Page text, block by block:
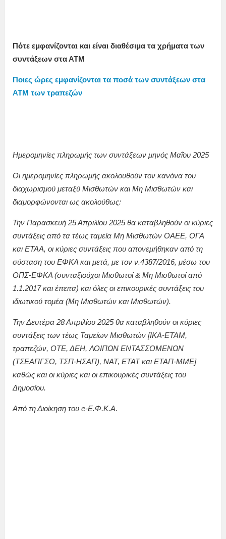
Πότε εμφανίζονται και είναι διαθέσιμα τα χρήματα των
συντάξεων στα ΑΤΜ
Ποιες ώρες εμφανίζονται τα ποσά των συντάξεων στα
ΑΤΜ των τραπεζών
Ημερομηνίες πληρωμής των συντάξεων μηνός Μαΐου 2025
Οι ημερομηνίες πληρωμής ακολουθούν τον κανόνα του
διαχωρισμού μεταξύ Μισθωτών και Μη Μισθωτών και
διαμορφώνονται ως ακολούθως:
Την Παρασκευή 25 Απριλίου 2025 θα καταβληθούν οι κύριες
συντάξεις από τα τέως ταμεία Μη Μισθωτών ΟΑΕΕ, ΟΓΑ
και ΕΤΑΑ, οι κύριες συντάξεις που απονεμήθηκαν από τη
σύσταση του ΕΦΚΑ και μετά, με τον ν.4387/2016, μέσω του
ΟΠΣ-ΕΦΚΑ (συνταξιούχοι Μισθωτοί & Μη Μισθωτοί από
1.1.2017 και έπειτα) και όλες οι επικουρικές συντάξεις του
ιδιωτικού τομέα (Μη Μισθωτών και Μισθωτών).
Την Δευτέρα 28 Απριλίου 2025 θα καταβληθούν οι κύριες
συντάξεις των τέως Ταμείων Μισθωτών [ΙΚΑ-ΕΤΑΜ,
τραπεζών, ΟΤΕ, ΔΕΗ, ΛΟΙΠΩΝ ΕΝΤΑΣΣΟΜΕΝΩΝ
(ΤΣΕΑΠΓΣΟ, ΤΣΠ-ΗΣΑΠ), ΝΑΤ, ΕΤΑΤ και ΕΤΑΠ-ΜΜΕ]
καθώς και οι κύριες και οι επικουρικές συντάξεις του
Δημοσίου.
Από τη Διοίκηση του e-Ε.Φ.Κ.Α.